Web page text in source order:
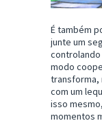
É também
junte um
controlando
modo
transforma,
com um
isso
momentos